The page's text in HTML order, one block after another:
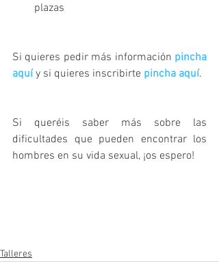
plazas
Si quieres pedir más información pincha
aquí y si quieres inscribirte pincha aquí.
Si queréis saber más sobre las
dificultades que pueden encontrar los
hombres en su vida sexual, ¡os espero!
Talleres